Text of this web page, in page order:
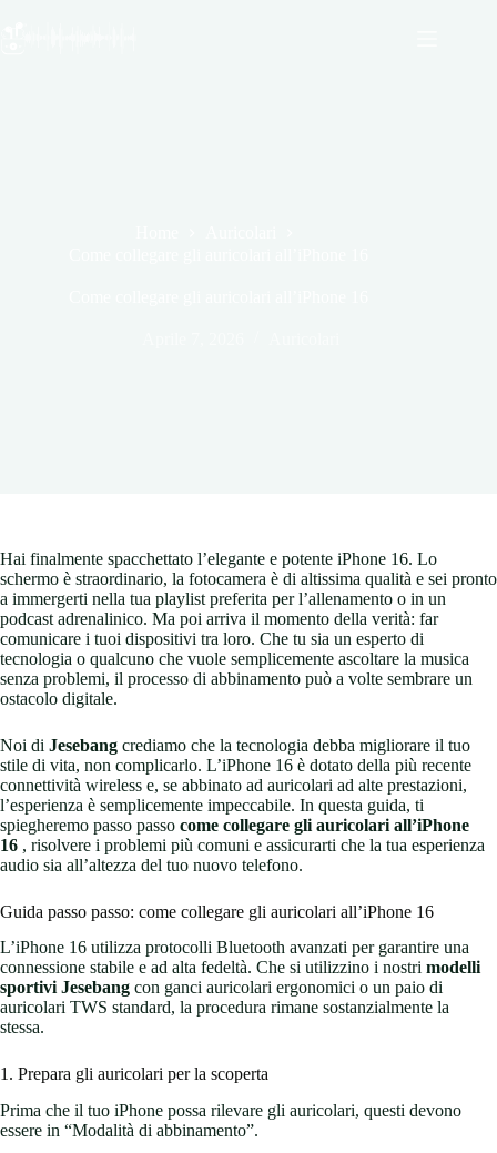
Hai finalmente spacchettato l’elegante e potente iPhone 16. Lo
schermo è straordinario, la fotocamera è di altissima qualità e sei pronto
a immergerti nella tua playlist preferita per l’allenamento o in un
podcast adrenalinico. Ma poi arriva il momento della verità: far
comunicare i tuoi dispositivi tra loro. Che tu sia un esperto di
tecnologia o qualcuno che vuole semplicemente ascoltare la musica
senza problemi, il processo di abbinamento può a volte sembrare un
ostacolo digitale.
Noi di Jesebang crediamo che la tecnologia debba migliorare il tuo
stile di vita, non complicarlo. L’iPhone 16 è dotato della più recente
connettività wireless e, se abbinato ad auricolari ad alte prestazioni,
l’esperienza è semplicemente impeccabile. In questa guida, ti
spiegheremo passo passo come collegare gli auricolari all’iPhone
16 , risolvere i problemi più comuni e assicurarti che la tua esperienza
audio sia all’altezza del tuo nuovo telefono.
Guida passo passo: come collegare gli auricolari all’iPhone 16
L’iPhone 16 utilizza protocolli Bluetooth avanzati per garantire una
connessione stabile e ad alta fedeltà. Che si utilizzino i nostri modelli
sportivi Jesebang con ganci auricolari ergonomici o un paio di
auricolari TWS standard, la procedura rimane sostanzialmente la
stessa.
1. Prepara gli auricolari per la scoperta
Prima che il tuo iPhone possa rilevare gli auricolari, questi devono
essere in “Modalità di abbinamento”.